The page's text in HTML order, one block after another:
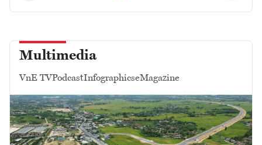
Multimedia
VnE TVPodcastInfographicseMagazine